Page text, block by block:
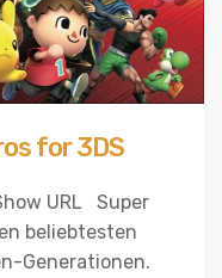
for 3DS
URL Super
beliebtesten
Generationen.